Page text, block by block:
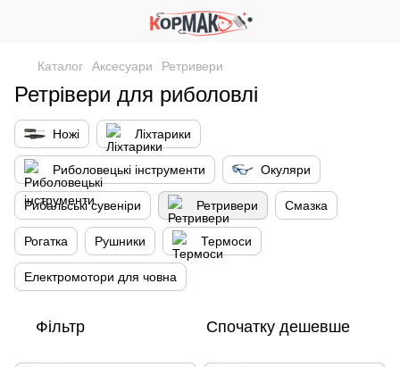
Каталог Аксесуари Ретривери
Ретрівери для риболовлі
Ножі Ліхтарики
Риболовецькі інструменти Окуляри
Рибальські сувеніри Ретривери Смазка
Рогатка Рушники Термоси
Електромотори для човна
Фільтр Спочатку дешевше